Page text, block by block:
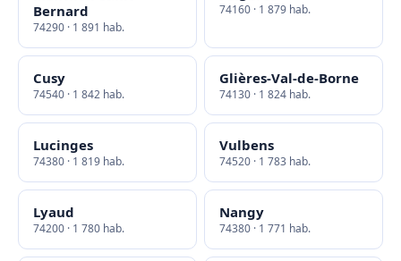
Bernard
74290 · 1 891 hab.
74160 · 1 879 hab.
Cusy
74540 · 1 842 hab.
Glières-Val-de-Borne
74130 · 1 824 hab.
Lucinges
74380 · 1 819 hab.
Vulbens
74520 · 1 783 hab.
Lyaud
74200 · 1 780 hab.
Nangy
74380 · 1 771 hab.